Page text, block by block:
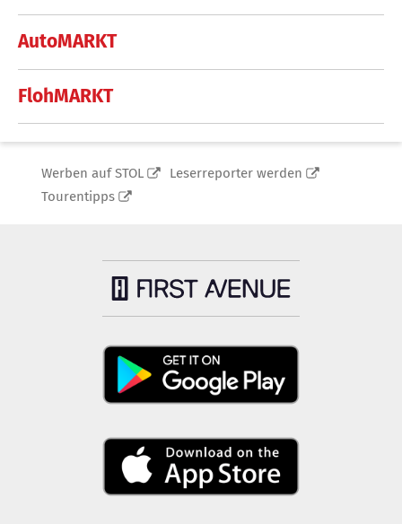
AutoMARKT
FlohMARKT
Werben auf STOL
Leserreporter werden
Tourentipps